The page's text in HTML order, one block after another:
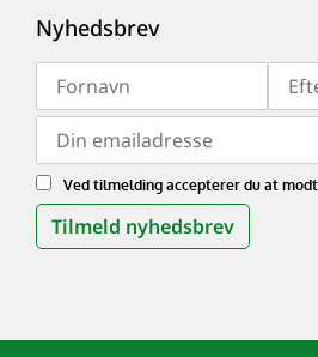
Nyhedsbrev
Ved tilmelding accepterer du at